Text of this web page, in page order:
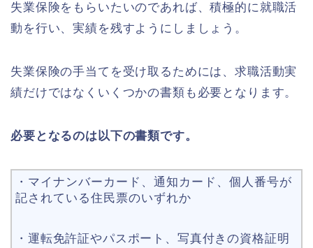
失業保険をもらいたいのであれば、積極的に就職活
動を行い、実績を残すようにしましょう。
失業保険の手当てを受け取るためには、求職活動実
績だけではなくいくつかの書類も必要となります。
必要となるのは以下の書類です。
・マイナンバーカード、通知カード、個人番号が
記されている住民票のいずれか
・運転免許証やパスポート、写真付きの資格証明